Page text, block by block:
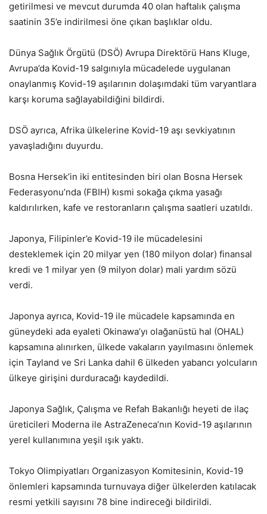
getirilmesi ve mevcut durumda 40 olan haftalık çalışma
saatinin 35’e indirilmesi öne çıkan başlıklar oldu.
Dünya Sağlık Örgütü (DSÖ) Avrupa Direktörü Hans Kluge,
Avrupa’da Kovid-19 salgınıyla mücadelede uygulanan
onaylanmış Kovid-19 aşılarının dolaşımdaki tüm varyantlara
karşı koruma sağlayabildiğini bildirdi.
DSÖ ayrıca, Afrika ülkelerine Kovid-19 aşı sevkiyatının
yavaşladığını duyurdu.
Bosna Hersek’in iki entitesinden biri olan Bosna Hersek
Federasyonu’nda (FBIH) kısmi sokağa çıkma yasağı
kaldırılırken, kafe ve restoranların çalışma saatleri uzatıldı.
Japonya, Filipinler’e Kovid-19 ile mücadelesini
desteklemek için 20 milyar yen (180 milyon dolar) finansal
kredi ve 1 milyar yen (9 milyon dolar) mali yardım sözü
verdi.
Japonya ayrıca, Kovid-19 ile mücadele kapsamında en
güneydeki ada eyaleti Okinawa’yı olağanüstü hal (OHAL)
kapsamına alınırken, ülkede vakaların yayılmasını önlemek
için Tayland ve Sri Lanka dahil 6 ülkeden yabancı yolcuların
ülkeye girişini durduracağı kaydedildi.
Japonya Sağlık, Çalışma ve Refah Bakanlığı heyeti de ilaç
üreticileri Moderna ile AstraZeneca’nın Kovid-19 aşılarının
yerel kullanımına yeşil ışık yaktı.
Tokyo Olimpiyatları Organizasyon Komitesinin, Kovid-19
önlemleri kapsamında turnuvaya diğer ülkelerden katılacak
resmi yetkili sayısını 78 bine indireceği bildirildi.